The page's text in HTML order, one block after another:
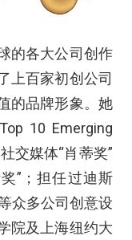
的各大公司创作
上百家初创公司
的品牌形象。她
10 Emerging
交媒体“肖蒂奖”
”；担任过迪斯
众多公司创意设
院及上海纽约大